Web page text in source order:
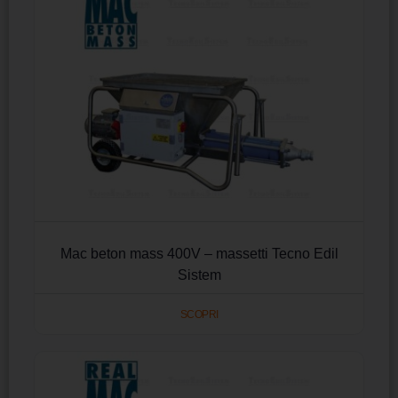
Mac beton mass 400V – massetti Tecno Edil
Sistem
SCOPRI